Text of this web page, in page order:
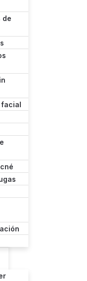
de
facial